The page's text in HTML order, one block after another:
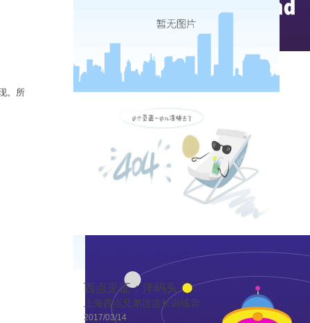
。所
实时热点
西点见证：洋码头
上海西点兄弟连连长训练营
2017/03/14